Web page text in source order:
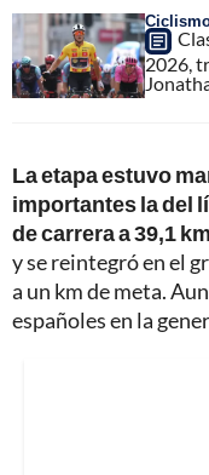
2026,
La etapa estuvo
importantes la del
de carrera a 39,1
y se reintegró en el
a un km de meta.
españoles en la